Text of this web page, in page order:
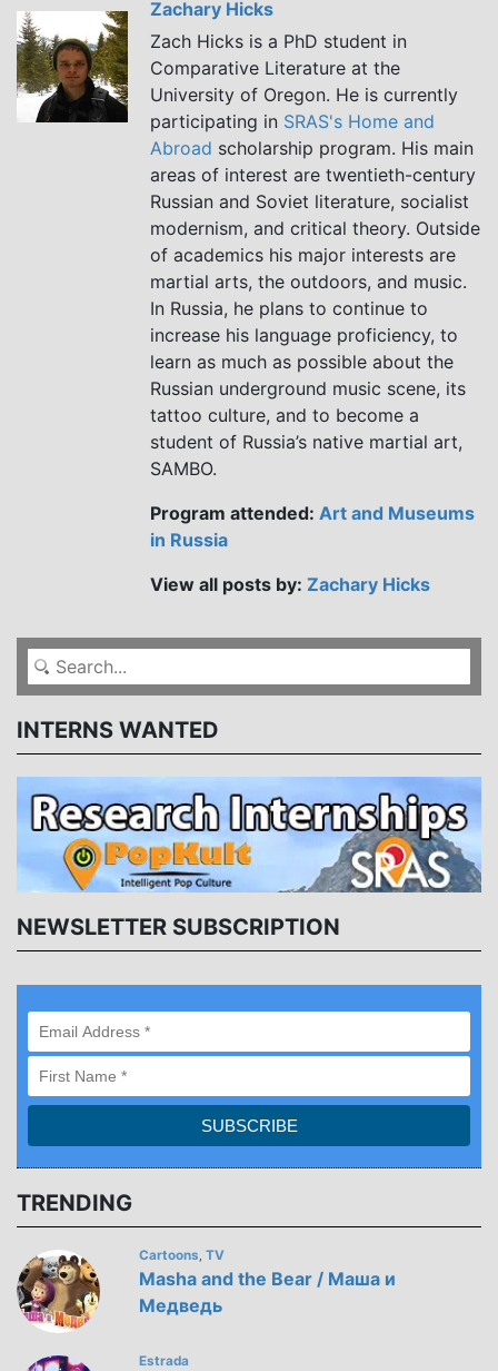
Zachary Hicks
Zach Hicks is a PhD student in
Comparative Literature at the
University of Oregon. He is currently
participating in SRAS's Home and
Abroad scholarship program. His main
areas of interest are twentieth-century
Russian and Soviet literature, socialist
modernism, and critical theory. Outside
of academics his major interests are
martial arts, the outdoors, and music.
In Russia, he plans to continue to
increase his language proficiency, to
learn as much as possible about the
Russian underground music scene, its
tattoo culture, and to become a
student of Russia’s native martial art,
SAMBO.
Program attended: Art and Museums
in Russia
View all posts by: Zachary Hicks
INTERNS WANTED
NEWSLETTER SUBSCRIPTION
TRENDING
Cartoons, TV
Masha and the Bear / Маша и
Медведь
Estrada